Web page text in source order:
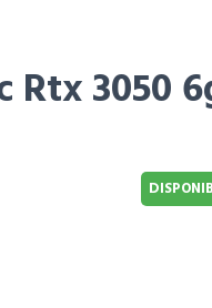
Rtx 3050